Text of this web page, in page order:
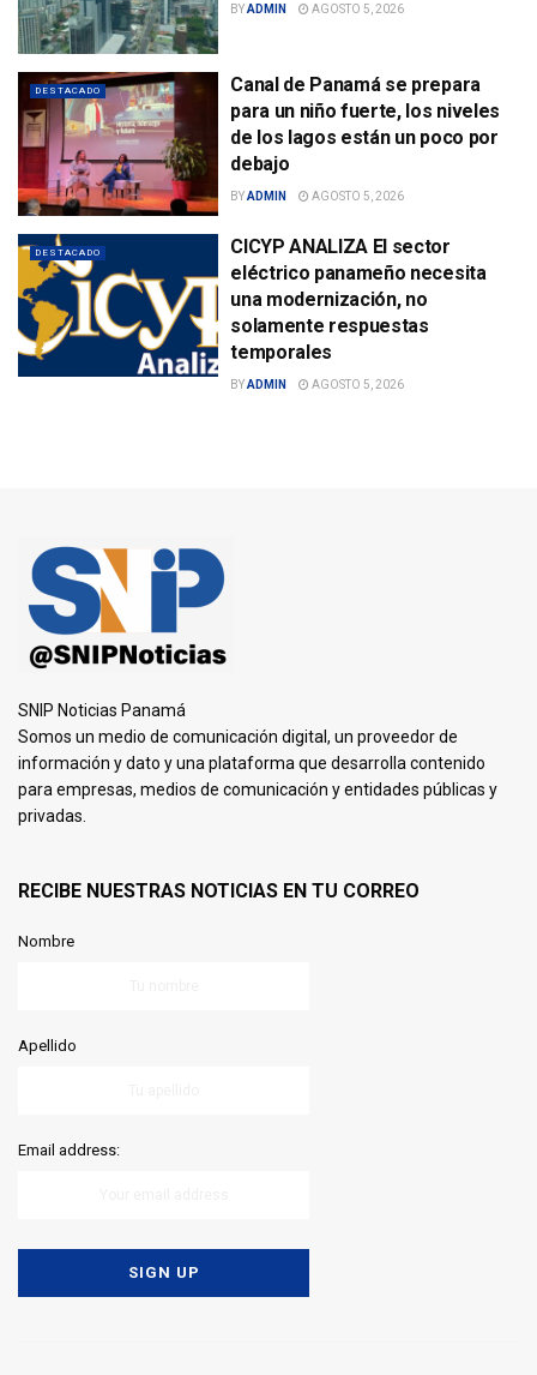
BYADMIN AGOSTO 5, 2026
DESTACADO
Canal de Panamá se prepara
para un niño fuerte, los niveles
de los lagos están un poco por
debajo
BYADMIN AGOSTO 5, 2026
DESTACADO
CICYP ANALIZA El sector
eléctrico panameño necesita
una modernización, no
solamente respuestas
temporales
BYADMIN AGOSTO 5, 2026
SNIP Noticias Panamá
Somos un medio de comunicación digital, un proveedor de
información y dato y una plataforma que desarrolla contenido
para empresas, medios de comunicación y entidades públicas y
privadas.
RECIBE NUESTRAS NOTICIAS EN TU CORREO
Nombre
Apellido
Email address: